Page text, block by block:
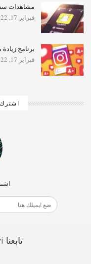
مشاهدات سناب 500 وأهم تطبيق لزيادة
فبراير 17, 2022
برنامج زيادة
فبراير 17, 2022
تابعنا